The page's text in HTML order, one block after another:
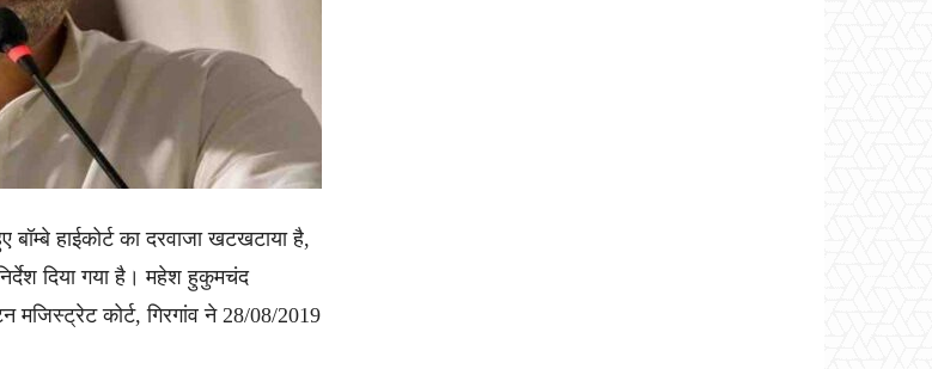
हाईकोर्ट का दरवाजा खटखटाया है,
दिया गया है। महेश हुकुमचंद
मजिस्ट्रेट कोर्ट, गिरगांव ने 28/08/2019